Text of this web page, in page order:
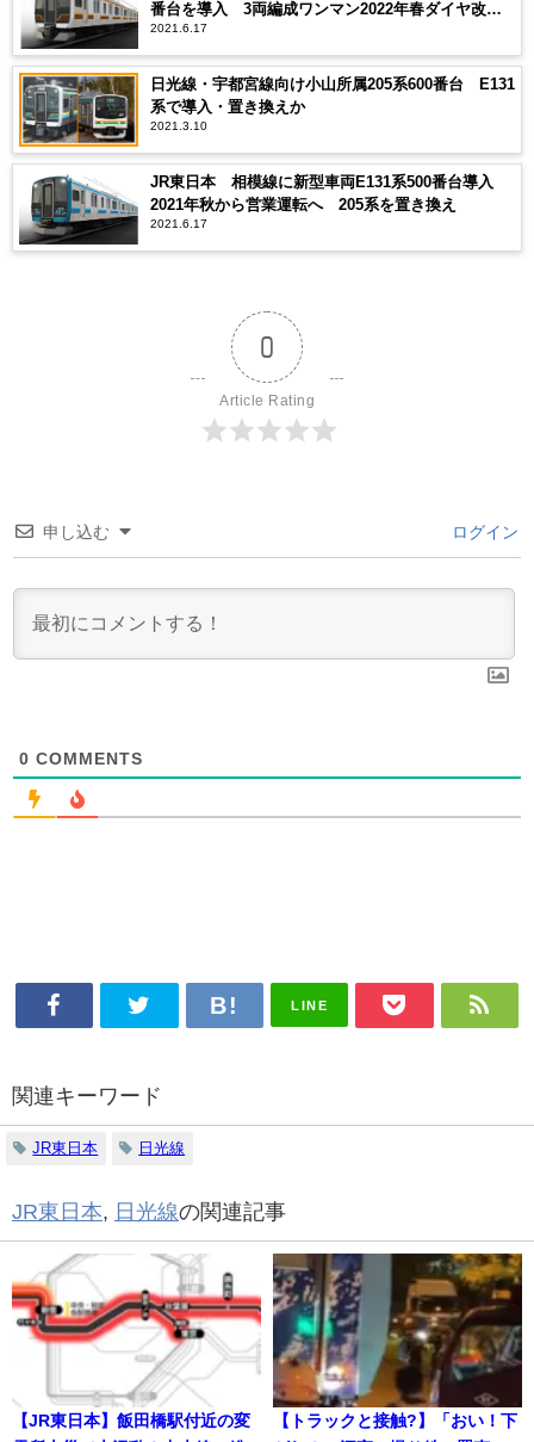
番台を導入 3両編成ワンマン2022年春ダイヤ改正
から営業運転
2021.6.17
日光線・宇都宮線向け小山所属205系600番台 E131
系で導入・置き換えか
2021.3.10
JR東日本 相模線に新型車両E131系500番台導入
2021年秋から営業運転へ 205系を置き換え
2021.6.17
0
Article Rating
申し込む ログイン
0 COMMENTS
LINE
関連キーワード
JR東日本 日光線
JR東日本, 日光線の関連記事
【JR東日本】飯田橋駅付近の変
【トラックと接触?】「おい！下